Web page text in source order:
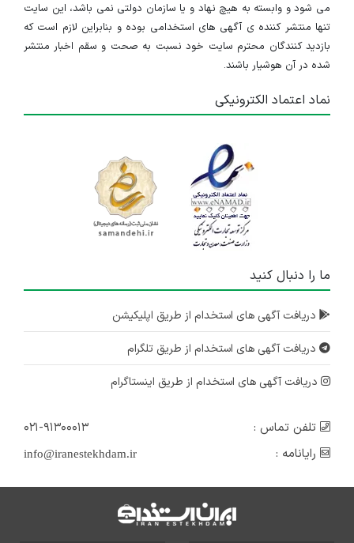
می شود و وابسته به هیچ نهاد و یا سازمان دولتی نمی باشد، این سایت
تنها منتشر کننده ی آگهی های استخدامی بوده و بنابراین لازم است که
بازدید کنندگان محترم سایت خود نسبت به صحت و سقم اخبار منتشر
شده در آن هوشیار باشند.
نماد اعتماد الکترونیکی
ما را دنبال کنید
دریافت آگهی های استخدام از طریق اپلیکیشن
دریافت آگهی های استخدام از طریق تلگرام
دریافت آگهی های استخدام از طریق اینستاگرام
تلفن تماس :
۰۲۱-۹۱۳۰۰۰۱۳
رایانامه :
info@iranestekhdam.ir